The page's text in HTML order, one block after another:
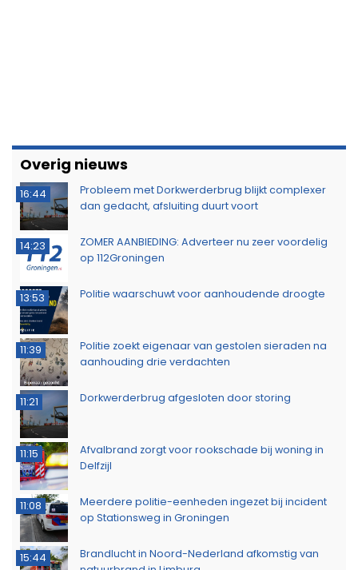
Overig nieuws
16:44
Probleem met Dorkwerderbrug blijkt complexer
dan gedacht, afsluiting duurt voort
14:23
ZOMER AANBIEDING: Adverteer nu zeer voordelig
op 112Groningen
13:53 Politie waarschuwt voor aanhoudende droogte
11:39
Politie zoekt eigenaar van gestolen sieraden na
aanhouding drie verdachten
11:21 Dorkwerderbrug afgesloten door storing
11:15
Afvalbrand zorgt voor rookschade bij woning in
Delfzijl
11:08
Meerdere politie-eenheden ingezet bij incident
op Stationsweg in Groningen
15:44
Brandlucht in Noord-Nederland afkomstig van